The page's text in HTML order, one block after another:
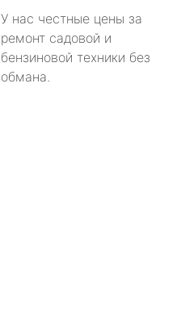
У нас честные цены за
ремонт садовой и
бензиновой техники без
обмана.